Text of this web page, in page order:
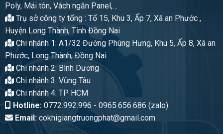
Poly, Mái tôn, Vách ngăn Panel,…
Trụ sở công ty tổng : Tổ 15, Khu 3, Ấp 7, Xã an Phước ,
Huyện Long Thành, Tỉnh Đồng Nai
Chi nhánh 1: A1/32 Đường Phùng Hưng, Khu 5, Ấp 8, Xã an
Phước, Long Thành, Đồng Nai
Chi nhánh 2: Bình Dương
Chi nhánh 3: Vũng Tàu
Chi nhánh 4: TP HCM
Hotline:0772.992.996 - 0965.656.686 (zalo)
Email:cokhigiangtruongphat@gmail.com